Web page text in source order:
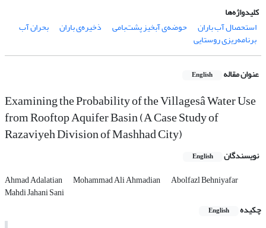
کلیدواژه‌ها
استحصال آب باران
حوضه‌ی آبخیز پشت‌بامی ذخیره‌ی باران بحران آب
برنامه‌ریزی روستایی
عنوان مقاله English
Examining the Probability of the Villagesâ Water Use
from Rooftop Aquifer Basin (A Case Study of
Razaviyeh Division of Mashhad City)
نویسندگان English
Ahmad Adalatian Mohammad Ali Ahmadian Abolfazl Behniyafar
Mahdi Jahani Sani
چکیده
English